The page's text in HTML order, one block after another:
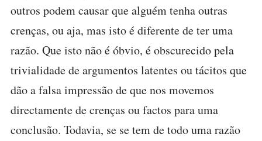
outros podem causar que alguém tenha outras
crenças, ou aja, mas isto é diferente de ter uma
razão. Que isto não é óbvio, é obscurecido pela
trivialidade de argumentos latentes ou tácitos que
dão a falsa impressão de que nos movemos
directamente de crenças ou factos para uma
conclusão. Todavia, se se tem de todo uma razão